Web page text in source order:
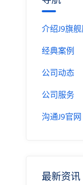
介绍J9旗
经典案例
公司动态
公司服务
沟通J9官网
最新资讯